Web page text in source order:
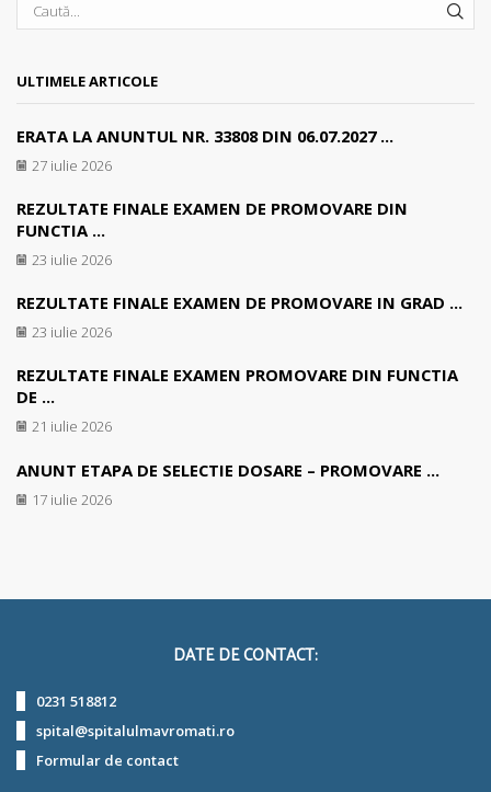
ULTIMELE ARTICOLE
ERATA LA ANUNTUL NR. 33808 DIN 06.07.2027 ...
27 iulie 2026
REZULTATE FINALE EXAMEN DE PROMOVARE DIN
FUNCTIA ...
23 iulie 2026
REZULTATE FINALE EXAMEN DE PROMOVARE IN GRAD ...
23 iulie 2026
REZULTATE FINALE EXAMEN PROMOVARE DIN FUNCTIA
DE ...
21 iulie 2026
ANUNT ETAPA DE SELECTIE DOSARE – PROMOVARE ...
17 iulie 2026
DATE DE CONTACT:
0231 518812
spital@spitalulmavromati.ro
Formular de contact